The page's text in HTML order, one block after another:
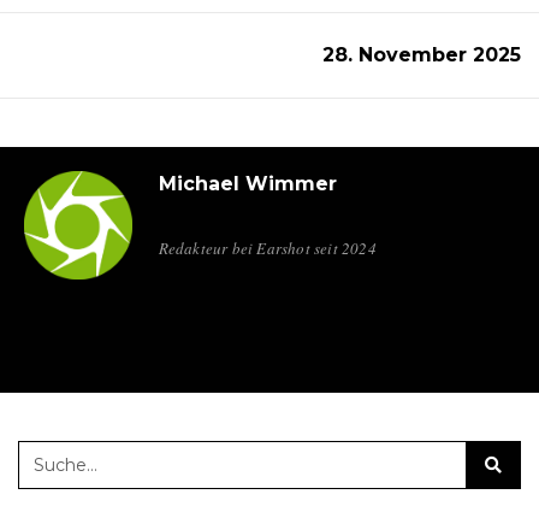
28. November 2025
Michael Wimmer
Redakteur bei Earshot seit 2024